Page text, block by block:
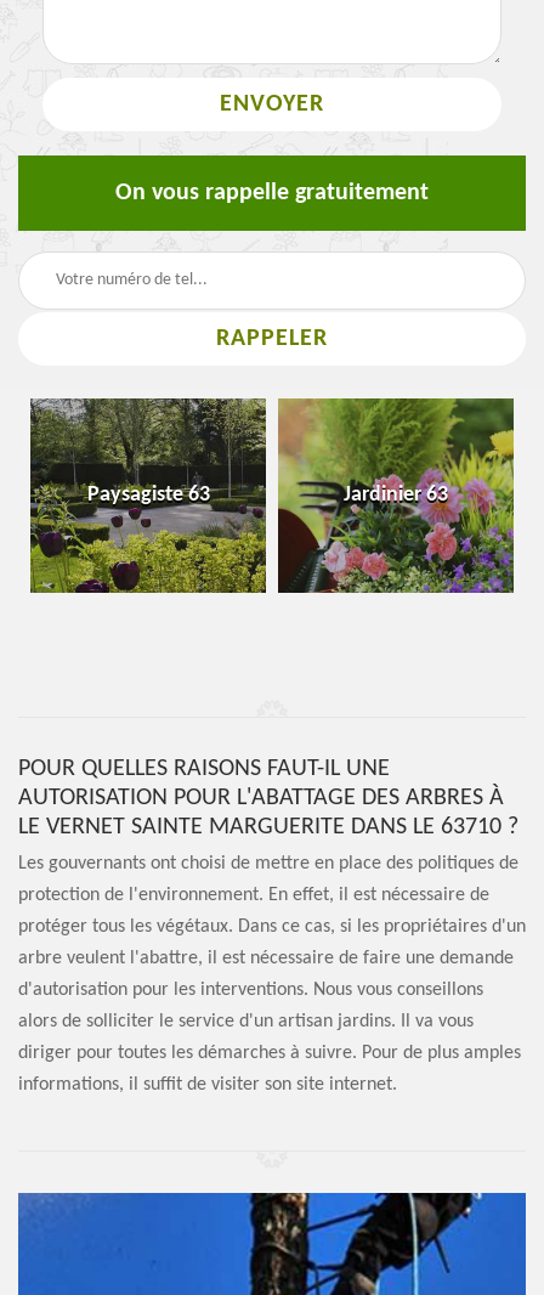
On vous rappelle gratuitement
Paysagiste 63 Jardinier 63
POUR QUELLES RAISONS FAUT-IL UNE
AUTORISATION POUR L'ABATTAGE DES ARBRES À
LE VERNET SAINTE MARGUERITE DANS LE 63710 ?
Les gouvernants ont choisi de mettre en place des politiques de
protection de l'environnement. En effet, il est nécessaire de
protéger tous les végétaux. Dans ce cas, si les propriétaires d'un
arbre veulent l'abattre, il est nécessaire de faire une demande
d'autorisation pour les interventions. Nous vous conseillons
alors de solliciter le service d'un artisan jardins. Il va vous
diriger pour toutes les démarches à suivre. Pour de plus amples
informations, il suffit de visiter son site internet.